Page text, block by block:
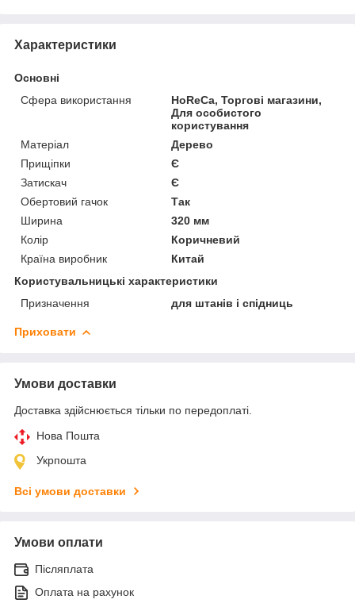
Характеристики
Основні
Сфера використання
HoReCa, Торгові магазини,
Для особистого
користування
Матеріал
Дерево
Прищіпки
Є
Затискач
Є
Обертовий гачок
Так
Ширина
320 мм
Колір
Коричневий
Країна виробник
Китай
Користувальницькі характеристики
Призначення
для штанів і спідниць
Приховати
Умови доставки
Доставка здійснюється тільки по передоплаті.
Нова Пошта
Укрпошта
Всі умови доставки
Умови оплати
Післяплата
Оплата на рахунок